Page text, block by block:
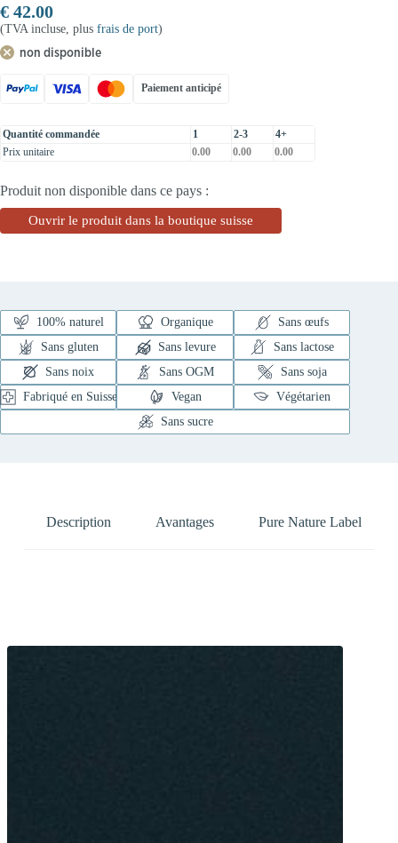
€ 42.00
(TVA incluse, plus frais de port)
non disponible
Paiement anticipé
Quantité commandée 1 2-3
4+
Prix unitaire
0.00 0.00 0.00
Produit non disponible dans ce pays :
Ouvrir le produit dans la boutique suisse
100% naturel Organique
Sans œufs
Sans gluten
Sans levure
Sans lactose
Sans noix
Sans OGM
Sans soja
Fabriqué en Suisse
Vegan
Végétarien
Sans sucre
Description Avantages Pure Nature Label